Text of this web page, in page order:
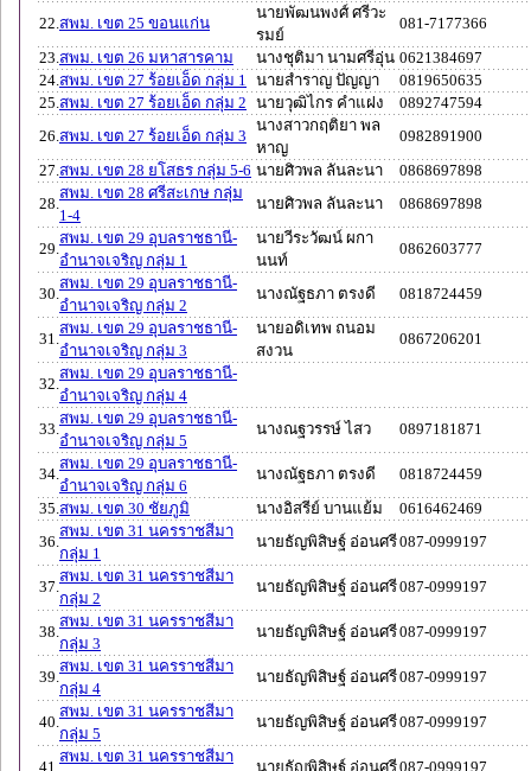
22. สพม. เขต 25 ขอนแก่น
นายพัฒนพงศ์ ศรีวะ
รมย์
081-7177366
23. สพม. เขต 26 มหาสารคาม นางชุติมา นามศรีอุ่น 0621384697
24. สพม. เขต 27 ร้อยเอ็ด กลุ่ม 1 นายสำราญ ปัญญา
0819650635
25. สพม. เขต 27 ร้อยเอ็ด กลุ่ม 2 นายวุฒิไกร คำแฝง
0892747594
26. สพม. เขต 27 ร้อยเอ็ด กลุ่ม 3
นางสาวกฤติยา พล
หาญ
0982891900
27. สพม. เขต 28 ยโสธร กลุ่ม 5-6 นายศิวพล ลันละนา
0868697898
28.
สพม. เขต 28 ศรีสะเกษ กลุ่ม
1-4
นายศิวพล ลันละนา 0868697898
29.
สพม. เขต 29 อุบลราชธานี-
อำนาจเจริญ กลุ่ม 1
นายวีระวัฒน์ ผกา
นนท์
0862603777
30.
สพม. เขต 29 อุบลราชธานี-
อำนาจเจริญ กลุ่ม 2
นางณัฐธภา ตรงดี 0818724459
31.
สพม. เขต 29 อุบลราชธานี-
อำนาจเจริญ กลุ่ม 3
นายอดิเทพ ถนอม
สงวน
0867206201
32.
สพม. เขต 29 อุบลราชธานี-
อำนาจเจริญ กลุ่ม 4
33.
สพม. เขต 29 อุบลราชธานี-
อำนาจเจริญ กลุ่ม 5
นางณฐวรรษ์ ไสว 0897181871
34.
สพม. เขต 29 อุบลราชธานี-
อำนาจเจริญ กลุ่ม 6
นางณัฐธภา ตรงดี
0818724459
35. สพม. เขต 30 ชัยภูมิ นางอิสรีย์ บานแย้ม
0616462469
36.
สพม. เขต 31 นครราชสีมา
กลุ่ม 1
นายธัญพิสิษฐ์ อ่อนศรี087-0999197
37.
สพม. เขต 31 นครราชสีมา
กลุ่ม 2
นายธัญพิสิษฐ์ อ่อนศรี087-0999197
38.
สพม. เขต 31 นครราชสีมา
กลุ่ม 3
นายธัญพิสิษฐ์ อ่อนศรี087-0999197
39.
สพม. เขต 31 นครราชสีมา
กลุ่ม 4
นายธัญพิสิษฐ์ อ่อนศรี087-0999197
40.
สพม. เขต 31 นครราชสีมา
กลุ่ม 5
นายธัญพิสิษฐ์ อ่อนศรี087-0999197
41.
สพม. เขต 31 นครราชสีมา
นายธัญพิสิษฐ์ อ่อนศรี087-0999197